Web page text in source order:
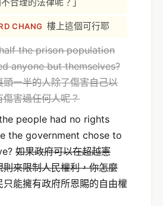
合理的法律呢？」
CHANG 樓上這個可行耶
the prison population
anyone but themselves?
頭一半的人除了傷害自己以
傷害過任何人呢？
people had no rights
the government chose to
如果政府可以在超越憲
則來限制人民權利，你怎麼
只能擁有政府所恩賜的自由權